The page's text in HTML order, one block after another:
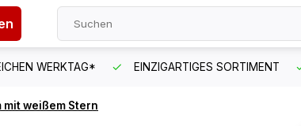
WERKTAG* EINZIGARTIGES SORTIMENT
weißem Stern